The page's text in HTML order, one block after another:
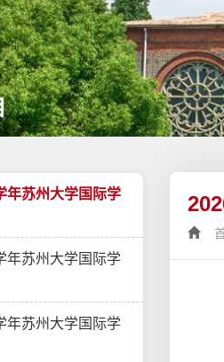
年苏州大学国际学
年苏州大学国际学
年苏州大学国际学